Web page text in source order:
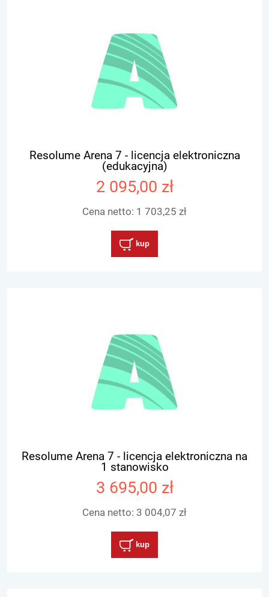
Resolume Arena 7 - licencja elektroniczna
(edukacyjna)
2 095,00 zł
Cena netto: 1 703,25 zł
kup
Resolume Arena 7 - licencja elektroniczna na
1 stanowisko
3 695,00 zł
Cena netto: 3 004,07 zł
kup